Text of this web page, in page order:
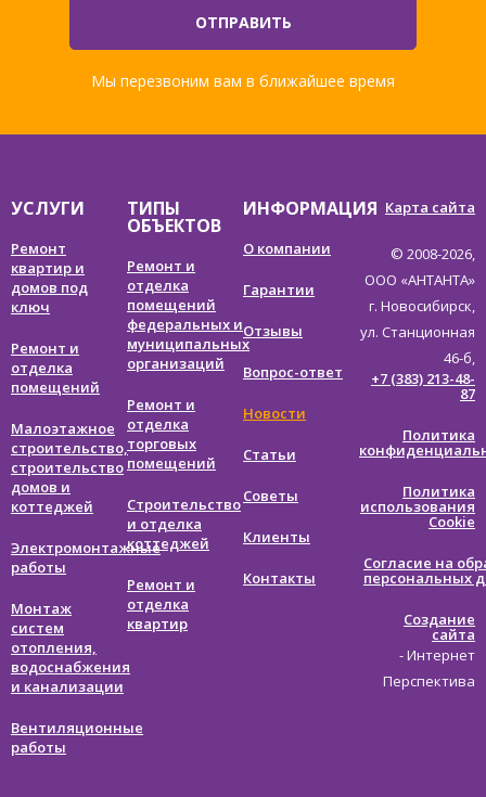
УСЛУГИ
Ремонт
квартир и
домов под
ключ
Ремонт и
отделка
помещений
Малоэтажное
строительство,
строительство
домов и
коттеджей
Электромонтажные
работы
Монтаж
систем
отопления,
водоснабжения
и канализации
Вентиляционные
работы
ТИПЫ
ОБЪЕКТОВ
Ремонт и
отделка
помещений
федеральных и
муниципальных
организаций
Ремонт и
отделка
торговых
помещений
Строительство
и отделка
коттеджей
Ремонт и
отделка
квартир
ИНФОРМАЦИЯ
О компании
Гарантии
Отзывы
Вопрос-ответ
Новости
Статьи
Советы
Клиенты
Контакты
Карта сайта
© 2008-2026,
ООО «АНТАНТА»
г. Новосибирск,
ул. Станционная
46-б,
+7 (383) 213-48-
87
Политика
Политика
использования
Cookie
Согласие на
персональных
Создание
сайта
- Интернет
Перспектива